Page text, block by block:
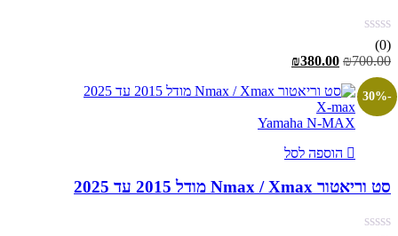
(0)
₪700.00
המחיר
היה:
₪700.00.
₪380.00
הוא:
-30%
X-max
Yamaha N-MAX
הוספה לסל
סט וריאטור Nmax / Xmax מודל 2015 עד 2025